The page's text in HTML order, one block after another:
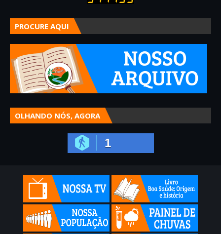
PROCURE AQUI
OLHANDO NÓS, AGORA
1